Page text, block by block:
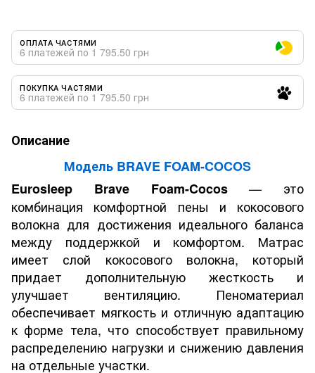
ОПЛАТА ЧАСТЯМИ
6 платежей по 1 795.50 грн
ПОКУПКА ЧАСТЯМИ
6 платежей по 1 795.50 грн
Описание
Модель BRAVE FOAM-COCOS
Eurosleep Brave Foam-Cocos— это
комбинация комфортной пены и кокосового
волокна для достижения идеального баланса
между поддержкой и комфортом. Матрас
имеет слой кокосового волокна, который
придает дополнительную жесткость и
улучшает вентиляцию. Пеноматериал
обеспечивает мягкость и отличную адаптацию
к форме тела, что способствует правильному
распределению нагрузки и снижению давления
на отдельные участки.